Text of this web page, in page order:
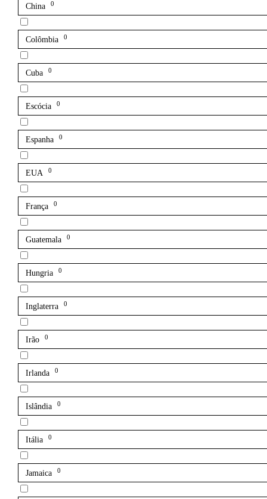
China 0
Colômbia 0
Cuba 0
Escócia 0
Espanha 0
EUA 0
França 0
Guatemala 0
Hungria 0
Inglaterra 0
Irão 0
Irlanda 0
Islândia 0
Itália 0
Jamaica 0